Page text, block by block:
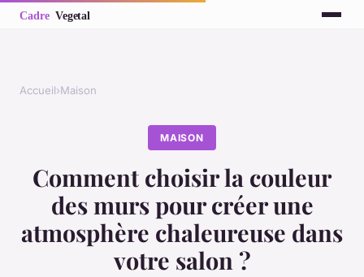
Accueil›Maison
MAISON
Comment choisir la couleur
des murs pour créer une
atmosphère chaleureuse dans
votre salon ?